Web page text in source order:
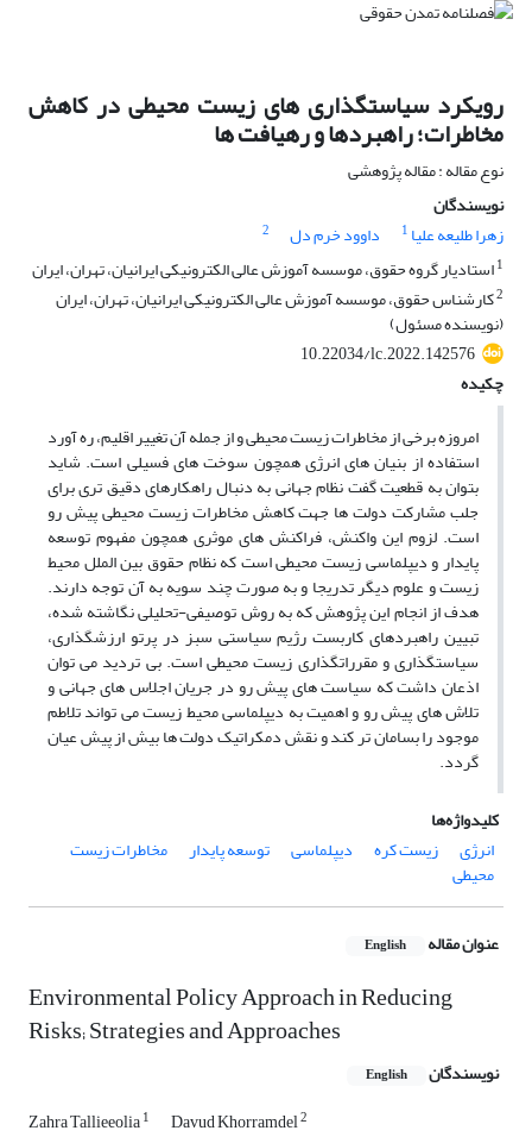
رویکرد سیاستگذاری های زیست محیطی در کاهش
مخاطرات؛ راهبردها و رهیافت ها
نوع مقاله : مقاله پژوهشی
نویسندگان
زهرا طلیعه علیا 1 داوود خرم دل
2
1استادیار گروه حقوق، موسسه آموزش عالی الکترونیکی ایرانیان، تهران، ایران
2کارشناس حقوق، موسسه آموزش عالی الکترونیکی ایرانیان، تهران، ایران
(نویسنده مسئول)
10.22034/lc.2022.142576
چکیده
امروزه برخی از مخاطرات زیست محیطی و از جمله آن تغییر اقلیم، ره آورد
استفاده از بنیان های انرژی همچون سوخت های فسیلی است. شاید
بتوان به قطعیت گفت نظام جهانی به دنبال راهکارهای دقیق تری برای
جلب مشارکت دولت ها جهت کاهش مخاطرات زیست محیطی پیش رو
است. لزوم این واکنش، فراکنش های موثری همچون مفهوم توسعه
پایدار و دیپلماسی زیست محیطی است که نظام حقوق بین الملل محیط
زیست و علوم دیگر تدریجا و به صورت چند سویه به آن توجه دارند.
هدف از انجام این پژوهش که به روش توصیفی-تحلیلی نگاشته شده،
تبیین راهبردهای کاربست رژیم سیاستی سبز در پرتو ارزشگذاری،
سیاستگذاری و مقرراتگذاری زیست محیطی است. بی تردید می توان
اذعان داشت که سیاست های پیش رو در جریان اجلاس های جهانی و
تلاش های پیش رو و اهمیت به دیپلماسی محیط زیست می تواند تلاطم
موجود را بسامان تر کند و نقش دمکراتیک دولت ها بیش از پیش عیان
گردد.
کلیدواژه‌ها
انرژی
زیست کره دیپلماسی توسعه پایدار مخاطرات زیست
محیطی
عنوان مقاله English
Environmental Policy Approach in Reducing
Risks; Strategies and Approaches
نویسندگان English
Zahra Tallieeolia1 Davud Khorramdel2